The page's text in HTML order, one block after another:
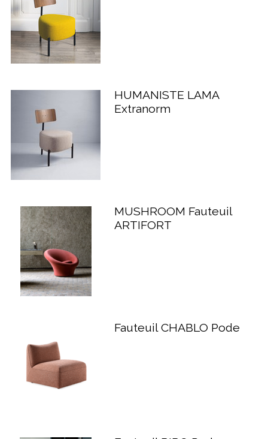
HUMANISTE LAMA
Extranorm
MUSHROOM Fauteuil
ARTIFORT
Fauteuil CHABLO Pode